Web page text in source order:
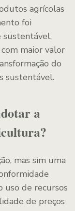
agrícolas
foi
sustentável,
maior valor
do
sustentável.
a
mas sim uma
uso de recursos
de preços